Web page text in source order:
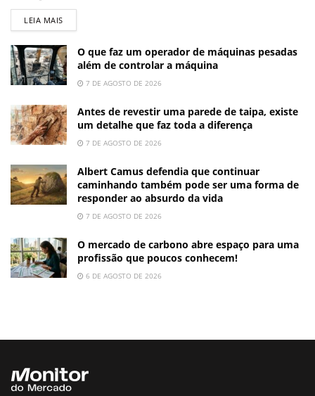
LEIA MAIS
O que faz um operador de máquinas pesadas
além de controlar a máquina
7 DE AGOSTO DE 2026
Antes de revestir uma parede de taipa, existe
um detalhe que faz toda a diferença
7 DE AGOSTO DE 2026
Albert Camus defendia que continuar
caminhando também pode ser uma forma de
responder ao absurdo da vida
7 DE AGOSTO DE 2026
O mercado de carbono abre espaço para uma
profissão que poucos conhecem!
6 DE AGOSTO DE 2026